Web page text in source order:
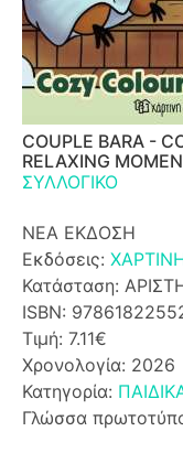
COUPLE BARA -
RELAXING
ΣΥΛΛΟΓΙΚΟ
ΝΕΑ ΕΚΔΟΣΗ
Εκδόσεις:
Κατάσταση:
ISBN:
Τιμή: 7.11€
Χρονολογία: 2026
Κατηγορία:
Γλώσσα